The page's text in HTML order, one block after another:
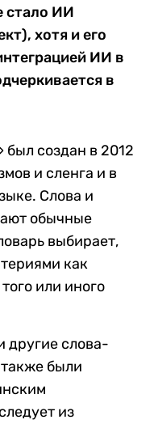
стало ИИ
хотя и его
ИИ в
в
создан в 2012
и сленга и в
Слова и
обычные
выбирает,
как
или иного
другие слова-
были
из